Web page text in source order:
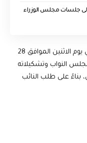
الى جلسات مجلس الوزراء
وسيتضمن جدول أعمال الجلسة المقبلة في يوم الاثنين الموافق 28
النواب وتشكيلاته
للمجلس، بناءً على طلب النائب